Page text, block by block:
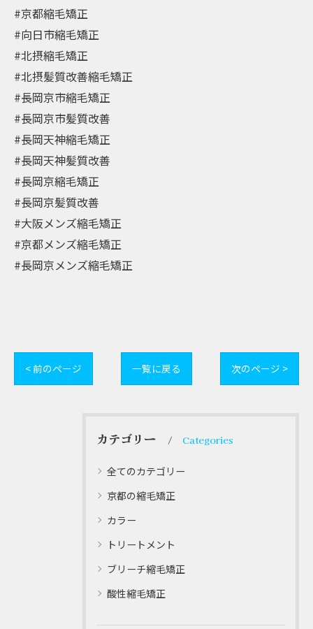
#京都縮毛矯正
#向日市縮毛矯正
#北摂縮毛矯正
#北摂髪質改善縮毛矯正
#長岡京市縮毛矯正
#長岡京市髪質改善
#長岡天神縮毛矯正
#長岡天神髪質改善
#長岡京縮毛矯正
#長岡京髪質改善
#大阪メンズ縮毛矯正
#京都メンズ縮毛矯正
#長岡京メンズ縮毛矯正
< 前のページ 一覧に戻る 次のページ >
カテゴリー Categories
全てのカテゴリー
京都の縮毛矯正
カラー
トリートメント
ブリーチ縮毛矯正
酸性縮毛矯正